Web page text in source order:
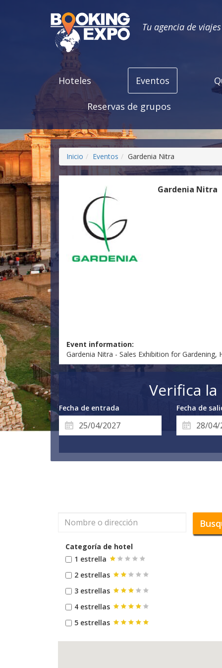
Tu agencia de
Hoteles Eventos
Reservas de grupos
Inicio Eventos Gardenia Nitra
Gardenia Nitra
Event information:
Gardenia Nitra - Sales Exhibition for
Verifica
Fecha de entrada Fecha de
Categoría de hotel
1 estrella
2 estrellas
3 estrellas
4 estrellas
5 estrellas